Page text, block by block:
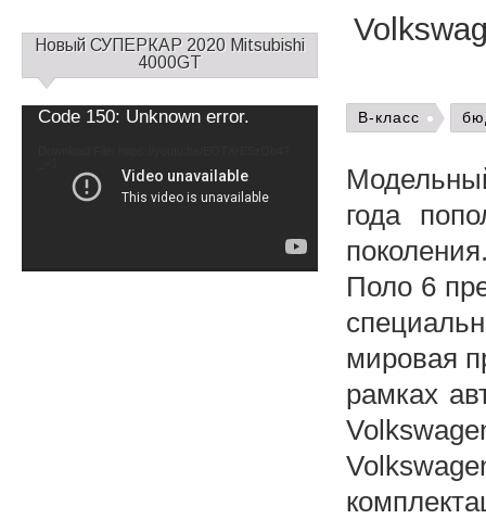
B-класс
года
Поло 6
мировая
рамках
С
й
д
Новый СУПЕРКАР 2020 Mitsubishi
4000GT
Video
Code 150: Unknown error.